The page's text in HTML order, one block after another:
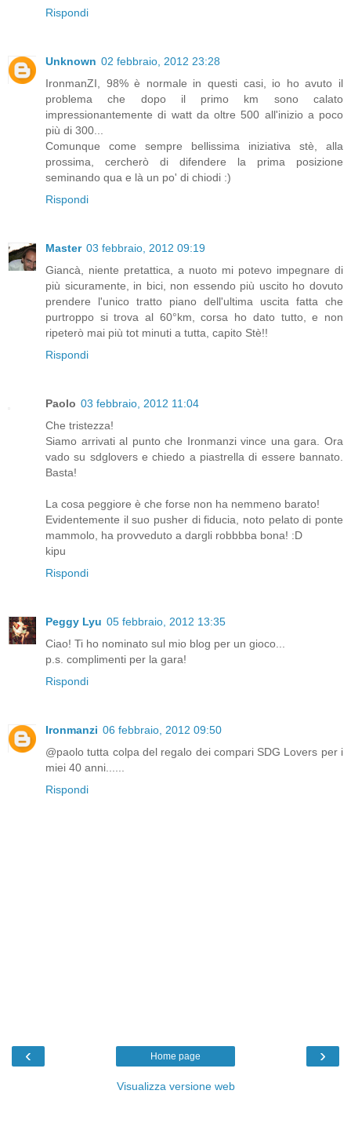
Rispondi
Unknown 02 febbraio, 2012 23:28
IronmanZI, 98% è normale in questi casi, io ho avuto il
problema che dopo il primo km sono calato
impressionantemente di watt da oltre 500 all'inizio a poco
più di 300...
Comunque come sempre bellissima iniziativa stè, alla
prossima, cercherò di difendere la prima posizione
seminando qua e là un po' di chiodi :)
Rispondi
Master 03 febbraio, 2012 09:19
Giancà, niente pretattica, a nuoto mi potevo impegnare di
più sicuramente, in bici, non essendo più uscito ho dovuto
prendere l'unico tratto piano dell'ultima uscita fatta che
purtroppo si trova al 60°km, corsa ho dato tutto, e non
ripeterò mai più tot minuti a tutta, capito Stè!!
Rispondi
Paolo 03 febbraio, 2012 11:04
Che tristezza!
Siamo arrivati al punto che Ironmanzi vince una gara. Ora
vado su sdglovers e chiedo a piastrella di essere bannato.
Basta!
La cosa peggiore è che forse non ha nemmeno barato!
Evidentemente il suo pusher di fiducia, noto pelato di ponte
mammolo, ha provveduto a dargli robbbba bona! :D
kipu
Rispondi
Peggy Lyu 05 febbraio, 2012 13:35
Ciao! Ti ho nominato sul mio blog per un gioco...
p.s. complimenti per la gara!
Rispondi
Ironmanzi 06 febbraio, 2012 09:50
@paolo tutta colpa del regalo dei compari SDG Lovers per i
miei 40 anni......
Rispondi
‹ ›
Home page
Visualizza versione web